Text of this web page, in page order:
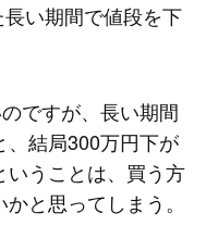
い期間で値段を下
ですが、長い期間
、結局300万円下が
いうことは、買う方
と思ってしまう。